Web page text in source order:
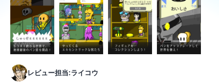
レビュー担当:ライコウ